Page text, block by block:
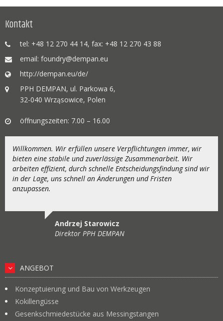
Kontakt
tel: +48 12 270 44 14, fax: +48 12 270 43 88
email: foundry@dempan.eu
http://dempan.eu/de/
PPH DEMPAN, ul. Parkowa 6,
32-040 Wrząsowice, Polen
öffnungszeiten: 7.00 – 16.00
Willkommen. Wir erfüllen unsere Verpflichtungen immer, wir
bieten eine stabile und zuverlässige Zusammenarbeit. Wir
arbeiten effizient, durch schnelle Entscheidungsfindung sind wir
in der Lage, uns schnell an Änderungen und Fristen
anzupassen.
Andrzej Starowicz
Direktor PPH DEMPAN
ANGEBOT
Konzeptuierung und Bau von Werkzeugen
Kokillengüsse
Gesenkschmiedestücke aus Messingstangen